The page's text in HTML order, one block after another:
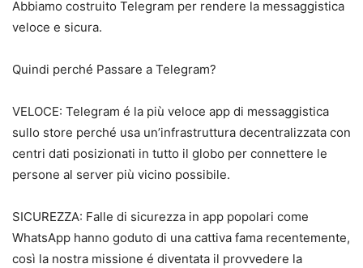
Abbiamo costruito Telegram per rendere la messaggistica
veloce e sicura.
Quindi perché Passare a Telegram?
VELOCE: Telegram é la più veloce app di messaggistica
sullo store perché usa un’infrastruttura decentralizzata con
centri dati posizionati in tutto il globo per connettere le
persone al server più vicino possibile.
SICUREZZA: Falle di sicurezza in app popolari come
WhatsApp hanno goduto di una cattiva fama recentemente,
così la nostra missione é diventata il provvedere la